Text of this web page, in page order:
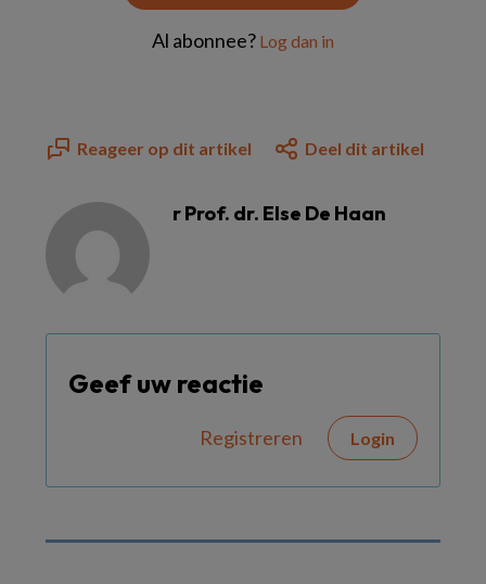
Al abonnee? Log dan in
Reageer op dit artikel Deel dit artikel
r Prof. dr. Else De Haan
Geef uw reactie
Registreren Login